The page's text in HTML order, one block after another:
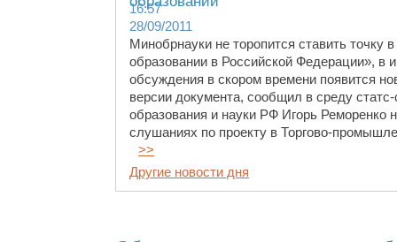
16:57
28/09/2011
Минобрнауки не торопится ставить точку
образовании в Российской Федерации», в
обсуждения в скором времени появится
версии документа, сообщил в среду
образования и науки РФ Игорь Реморенко
слушаниях по проекту в Торгово-
>>
Другие новости дня